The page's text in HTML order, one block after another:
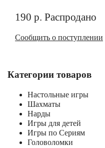
190 р. Распродано
Сообщить о поступлении
Категории товаров
Настольные игры
Шахматы
Нарды
Игры для детей
Игры по Сериям
Головоломки